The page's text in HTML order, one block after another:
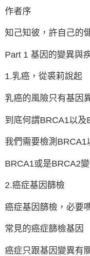
作者序
知己知彼，許自己的
Part 1 基因的變異與
1.乳癌，從裘莉說起
乳癌的風險只有基因
到底何謂BRCA1以及
我們需要檢測BRCA1
BRCA1或是BRCA2
2.癌症基因篩檢
癌症基因篩檢，必要
常見的癌症篩檢基因
癌症只跟基因變異有